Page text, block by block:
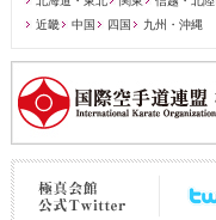
近畿
中国 四国 九州・沖縄